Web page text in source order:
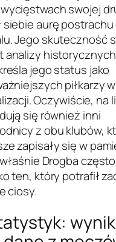
swojej
siebie aurę postrachu
Jego skuteczność
analizy historycznych
jego status jako
piłkarzy w
Oczywiście, na
się również inni
z obu klubów,
zapisały się w
Drogba
ten, który potrafił
ciosy.